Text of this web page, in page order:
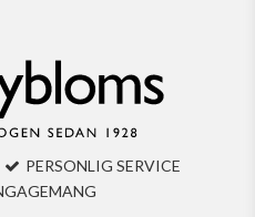
PERSONLIG SERVICE